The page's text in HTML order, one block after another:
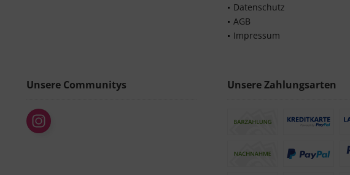
Datenschutz
AGB
Impressum
Unsere Communitys Unsere Zahlungsarten